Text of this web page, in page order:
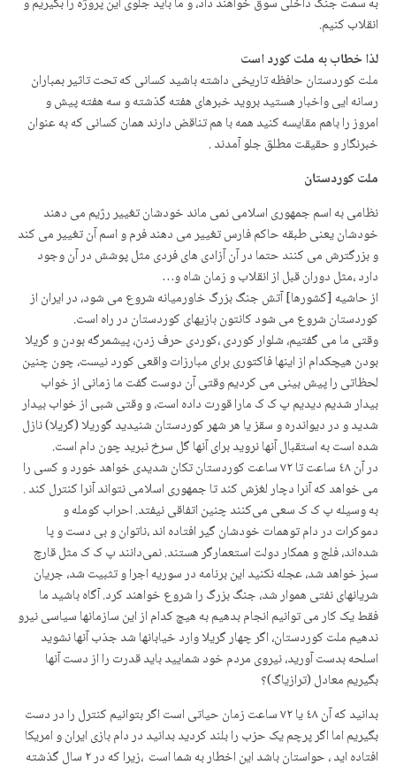
انقلاب کنیم.
لذا خطاب به ملت کورد است
ملت کوردستان حافظه تاریخی داشته باشید کسانی که تحت تاثیر بمباران
رسانه ایی واخبار هستید بروید خبرهای هفته گذشته و سه هفته پیش و
امروز را باهم مقایسه کنید همه با هم تناقض دارند همان کسانی که به عنوان
خبرنگار و حقیقت مطلق جلو آمدند .
ملت کوردستان
نظامی به اسم جمهوری اسلامی نمی ماند خودشان تغییر رژیم می دهند
خودشان یعنی طبقه حاکم فارس تغییر می دهند فرم و اسم آن تغییر می کند
و بزرگترش می کنند حتما در آن آزادی های فردی مثل پوشش در آن وجود
دارد ،مثل دوران قبل از انقلاب و زمان شاه و…
از حاشیه [کشورها] آتش جنگ بزرگ خاورمیانه شروع می شود، در ایران از
کوردستان شروع می شود کانتون بازیهای کوردستان در راه است.
وقتی ما می گفتیم، شلوار کوردی ،کوردی حرف زدن، پیشمرگه بودن و گریلا
بودن هیچکدام از اینها فاکتوری برای مبارزات واقعی کورد نیست، چون چنین
لحظاتی را پیش بینی می کردیم وقتی آن دوست گفت ما زمانی از خواب
بیدار شدیم دیدیم پ ک ک مارا قورت داده است، و وقتی شبی از خواب بیدار
شدید و در دیواندره و سقز یا هر شهر کوردستان شنیدید گوریلا (گریلا) نازل
شده است به استقبال آنها نروید برای آنها گل سرخ نبرید چون دام است.
در آن ٤٨ ساعت تا ٧٢ ساعت کوردستان تکان شدیدی خواهد خورد و کسی را
می خواهد که آنرا دچار لغزش کند تا جمهوری اسلامی نتواند آنرا کنترل کند .
به وسیله پ ک ک سعی می‌کنند چنین اتفاقی نیفتد. احراب کومله و
دموکرات در دام توهمات خودشان گیر افتاده اند ،ناتوان و بی دست و پا
شدەاند، فلج و همکار دولت استعمارگر هستند. نمی‌دانند پ ک ک مثل قارچ
سبز خواهد شد، عجله نکنید این برنامه در سوریه اجرا و تثبیت شد، جریان
شریانهای نفتی هموار شد، جنگ بزرگ را شروع خواهند کرد. آگاه باشید ما
فقط یک کار می توانیم انجام بدهیم به هیچ کدام از این سازمانها سیاسی نیرو
ندهیم ملت کوردستان، اگر چهار گریلا وارد خیابانها شد جذب آنها نشوید
اسلحه بدست آورید، نیروی مردم خود شمایید باید قدرت را از دست آنها
بگیریم معادل (ترازیاگ)؟
بدانید که آن ٤٨ یا ٧٢ ساعت زمان حیاتی است اگر بتوانیم کنترل را در دست
بگیریم اما اگر پرچم یک حزب را بلند کردید بدانید در دام بازی ایران و امریکا
افتاده اید ، حواستان باشد این اخطار به شما است ،زیرا که در ٢ سال گذشته